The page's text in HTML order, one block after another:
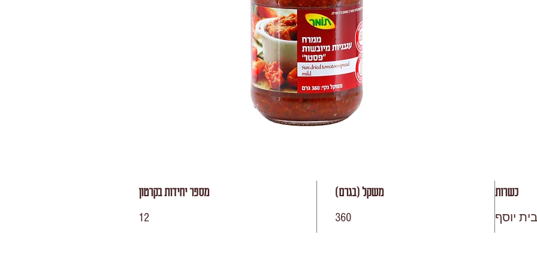
כשרות
בית יוסף
משקל (בגרם)
360
מספר יחידות בקרטון
12